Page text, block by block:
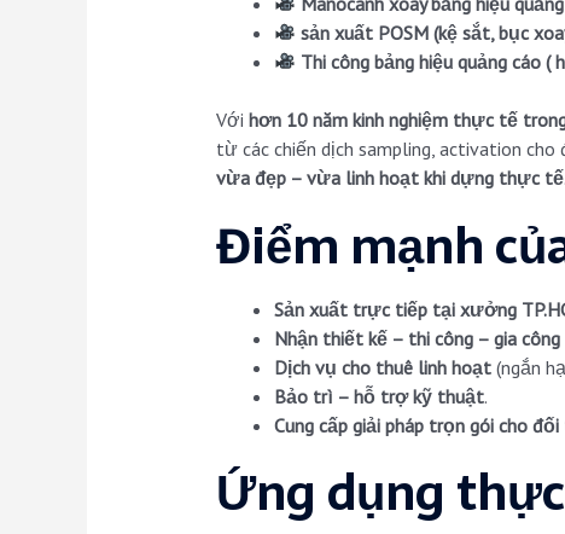
sản xuất POSM (kệ sắt, bục
Thi công bảng hiệu quảng cáo
Với hơn 10 năm kinh nghiệm thực tế
từ các chiến dịch sampling, activation cho
vừa đẹp – vừa linh hoạt khi dựng thực tế.
Điểm mạnh
Sản xuất trực tiếp tại xưởng
Nhận thiết kế – thi công – gia công
Dịch vụ cho thuê linh hoạt(ngắn
Bảo trì – hỗ trợ kỹ thuật.
Cung cấp giải pháp trọn gói cho đối
Ứng dụng